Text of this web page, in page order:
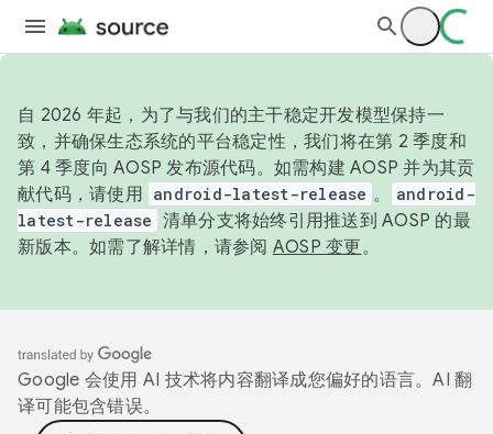
自 2026 年起，为了与我们的主干稳定开发模型保持一
致，并确保生态系统的平台稳定性，我们将在第 2 季度和
第 4 季度向 AOSP 发布源代码。如需构建 AOSP 并为其贡
献代码，请使用 android-latest-release 。
android-
latest-release 清单分支将始终引用推送到 AOSP 的最
新版本。如需了解详情，请参阅 AOSP 变更。
Google 会使用 AI 技术将内容翻译成您偏好的语言。AI 翻
译可能包含错误。